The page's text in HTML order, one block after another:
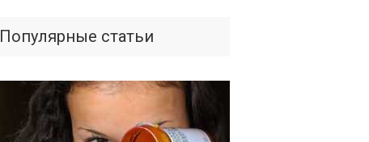
Популярные статьи